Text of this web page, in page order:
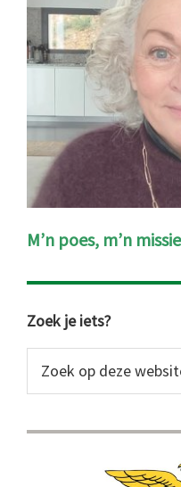
M’n poes, m’n
Primaire
Sidebar
Zoek je iets?
op
website